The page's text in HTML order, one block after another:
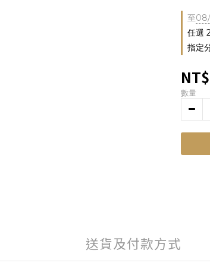
至
任選
指定
數量
送貨及付款方式